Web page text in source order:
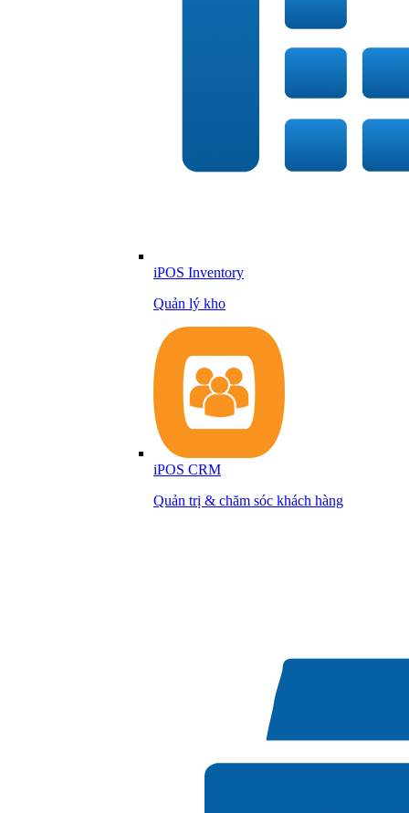
iPOS Inventory
Quản lý kho
iPOS CRM
Quản trị & chăm sóc khách hàng